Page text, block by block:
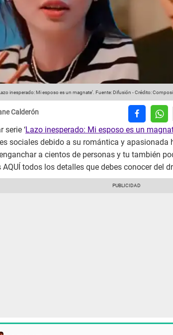
inesperado: Mi esposo es un magnate’. Fuente: Difusión -Crédito:
Calderón
serie ‘Lazo inesperado: Mi esposo es un
sociales debido a su romántica y apasionada
a cientos de personas y tu también
todos los detalles que debes conocer del